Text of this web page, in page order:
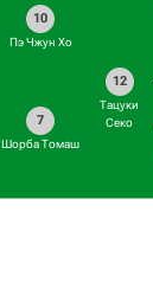
12
Тацуки
Секо
10
Пэ Чжун Хо
7
Шорба Томаш